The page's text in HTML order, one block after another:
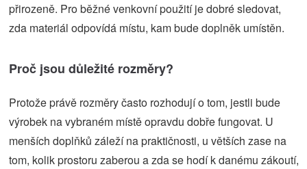
přirozeně. Pro běžné venkovní použití je dobré sledovat,
zda materiál odpovídá místu, kam bude doplněk umístěn.
Proč jsou důležité rozměry?
Protože právě rozměry často rozhodují o tom, jestli bude
výrobek na vybraném místě opravdu dobře fungovat. U
menších doplňků záleží na praktičnosti, u větších zase na
tom, kolik prostoru zaberou a zda se hodí k danému zákoutí,